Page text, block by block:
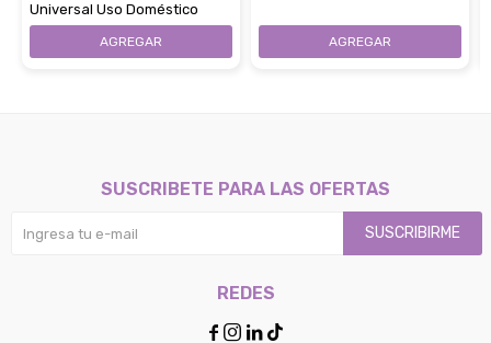
Universal Uso Doméstico
SUSCRIBETE PARA LAS OFERTAS
SUSCRIBIRME
REDES
   